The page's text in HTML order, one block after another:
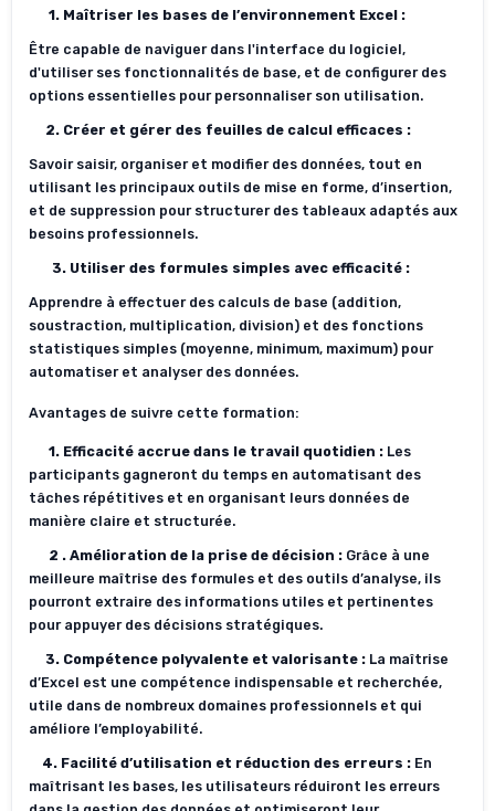
1. Maîtriser les bases de l’environnement Excel :
Être capable de naviguer dans l'interface du logiciel,
d'utiliser ses fonctionnalités de base, et de configurer des
options essentielles pour personnaliser son utilisation.
2. Créer et gérer des feuilles de calcul efficaces :
Savoir saisir, organiser et modifier des données, tout en
utilisant les principaux outils de mise en forme, d’insertion,
et de suppression pour structurer des tableaux adaptés aux
besoins professionnels.
3. Utiliser des formules simples avec efficacité :
Apprendre à effectuer des calculs de base (addition,
soustraction, multiplication, division) et des fonctions
statistiques simples (moyenne, minimum, maximum) pour
automatiser et analyser des données.
Avantages de suivre cette formation:
1. Efficacité accrue dans le travail quotidien : Les
participants gagneront du temps en automatisant des
tâches répétitives et en organisant leurs données de
manière claire et structurée.
2 . Amélioration de la prise de décision : Grâce à une
meilleure maîtrise des formules et des outils d’analyse, ils
pourront extraire des informations utiles et pertinentes
pour appuyer des décisions stratégiques.
3. Compétence polyvalente et valorisante : La maîtrise
d’Excel est une compétence indispensable et recherchée,
utile dans de nombreux domaines professionnels et qui
améliore l’employabilité.
4. Facilité d’utilisation et réduction des erreurs : En
maîtrisant les bases, les utilisateurs réduiront les erreurs